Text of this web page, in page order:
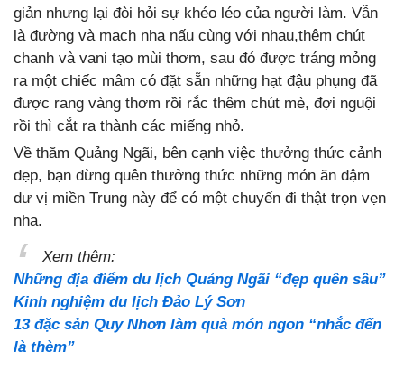
giản nhưng lại đòi hỏi sự khéo léo của người làm. Vẫn
là đường và mạch nha nấu cùng với nhau,thêm chút
chanh và vani tạo mùi thơm, sau đó được tráng mỏng
ra một chiếc mâm có đặt sẵn những hạt đậu phụng đã
được rang vàng thơm rồi rắc thêm chút mè, đợi nguội
rồi thì cắt ra thành các miếng nhỏ.
Về thăm Quảng Ngãi, bên cạnh việc thưởng thức cảnh
đẹp, bạn đừng quên thưởng thức những món ăn đậm
dư vị miền Trung này để có một chuyến đi thật trọn vẹn
nha.
Xem thêm:
Những địa điểm du lịch Quảng Ngãi “đẹp quên sầu”
Kinh nghiệm du lịch Đảo Lý Sơn
13 đặc sản Quy Nhơn làm quà món ngon “nhắc đến
là thèm”